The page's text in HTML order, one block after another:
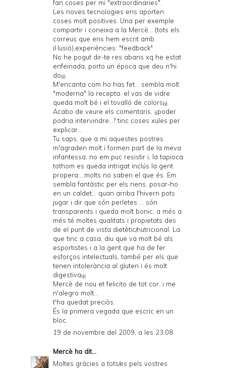
fan coses per mi "extraordinaries".
Les noves tecnologies ens aporten
coses molt positives: Una per exemple
compartir i coneixa a la Mercè... (tots els
correus que ens hem escrit amb
il·lusió),experiències: "feedback"
No he pogut dir-te res abans xq he estat
enfeinada, porto un época que deu n'hi
do¡¡¡
M'encanta com ho has fet... sembla molt
"moderna" la recepta. el vas de vidre
queda molt bé i el tovalló de colors¡¡¡
Acabo de veure els comentaris. ¡¡poder
podria intervindre...? tinc coses xules per
explicar...
Tu saps, que a mi aquestes postres
m'agraden molt i formen part de la meva
infantessa, no em puc resistir i, la tapioca
tothom es queda intrigat inclús la gent
propera....molts no saben el que és. Em
sembla fantàstic per els nens, posar-ho
en un caldet... quan arriba l'hivern pots
jugar i dir que són perletes ... són
transparents i queda molt bonic, a més a
més té moltes qualitats i propietats des
de el punt de vista dietètic/nutricional. La
que tinc a casa, diu que va molt bé als
esportistes i a la gent que ha de fer
esforços intelectuals, també per els que
tenen intolerància al gluten i és molt
digestiva¡¡¡
Mercè de nou et felicito de tot cor, i me
n'alegro molt...
t'ha quedat preciòs.
És la primera vegada que escric en un
bloc.
19 de novembre del 2009, a les 23:08
Mercè ha dit...
Moltes gràcies a tots/es pels vostres